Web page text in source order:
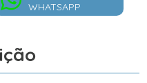
WHATSAPP